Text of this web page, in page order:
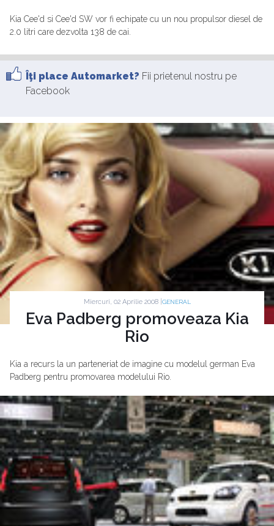
Kia Cee'd si Cee'd SW vor fi echipate cu un nou propulsor diesel de
2.0 litri care dezvolta 138 de cai.
Îţi place Automarket? Fii prietenul nostru pe
Facebook
Miercuri, 02 Aprilie 2008 | GENERAL
Eva Padberg promoveaza Kia
Rio
Kia a recurs la un parteneriat de imagine cu modelul german Eva
Padberg pentru promovarea modelului Rio.